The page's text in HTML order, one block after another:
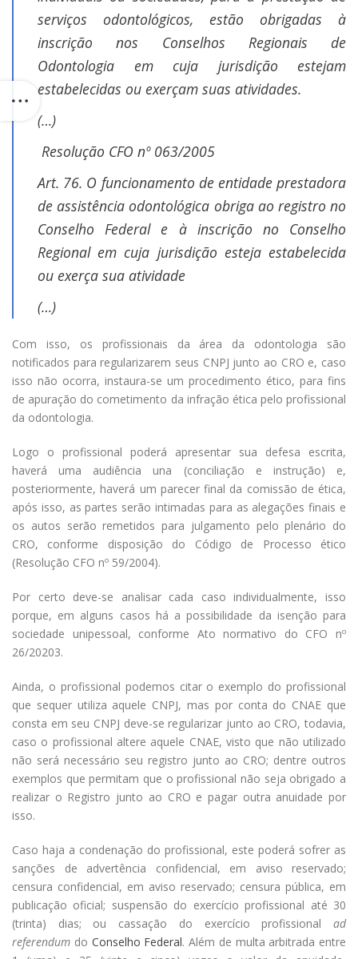
serviços odontológicos, estão obrigadas à
inscrição nos Conselhos Regionais de
Odontologia em cuja jurisdição estejam
estabelecidas ou exerçam suas atividades.
(…)
Resolução CFO nº 063/2005
Art. 76. O funcionamento de entidade prestadora
de assistência odontológica obriga ao registro no
Conselho Federal e à inscrição no Conselho
Regional em cuja jurisdição esteja estabelecida
ou exerça sua atividade
(…)
Com isso, os profissionais da área da odontologia são
notificados para regularizarem seus CNPJ junto ao CRO e, caso
isso não ocorra, instaura-se um procedimento ético, para fins
de apuração do cometimento da infração ética pelo profissional
da odontologia.
Logo o profissional poderá apresentar sua defesa escrita,
haverá uma audiência una (conciliação e instrução) e,
posteriormente, haverá um parecer final da comissão de ética,
após isso, as partes serão intimadas para as alegações finais e
os autos serão remetidos para julgamento pelo plenário do
CRO, conforme disposição do Código de Processo ético
(Resolução CFO nº 59/2004).
Por certo deve-se analisar cada caso individualmente, isso
porque, em alguns casos há a possibilidade da isenção para
sociedade unipessoal, conforme Ato normativo do CFO nº
26/20203.
Ainda, o profissional podemos citar o exemplo do profissional
que sequer utiliza aquele CNPJ, mas por conta do CNAE que
consta em seu CNPJ deve-se regularizar junto ao CRO, todavia,
caso o profissional altere aquele CNAE, visto que não utilizado
não será necessário seu registro junto ao CRO; dentre outros
exemplos que permitam que o profissional não seja obrigado a
realizar o Registro junto ao CRO e pagar outra anuidade por
isso.
Caso haja a condenação do profissional, este poderá sofrer as
sanções de advertência confidencial, em aviso reservado;
censura confidencial, em aviso reservado; censura pública, em
publicação oficial; suspensão do exercício profissional até 30
(trinta) dias; ou cassação do exercício profissional ad
referendum do Conselho Federal. Além de multa arbitrada entre